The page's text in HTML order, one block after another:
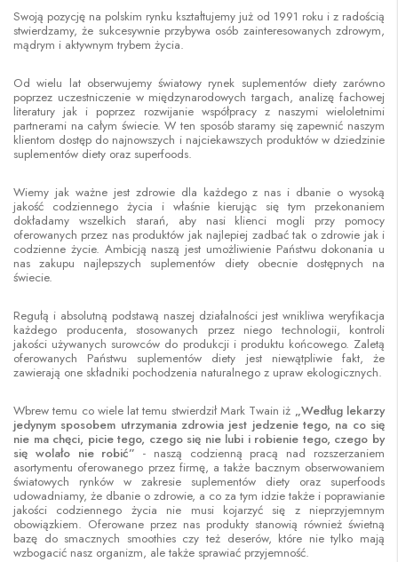
Swoją pozycję na polskim rynku kształtujemy już od 1991 roku i z radością
stwierdzamy, że sukcesywnie przybywa osób zainteresowanych zdrowym,
mądrym i aktywnym trybem życia.
Od wielu lat obserwujemy światowy rynek suplementów diety zarówno
poprzez uczestniczenie w międzynarodowych targach, analizę fachowej
literatury jak i poprzez rozwijanie współpracy z naszymi wieloletnimi
partnerami na całym świecie. W ten sposób staramy się zapewnić naszym
klientom dostęp do najnowszych i najciekawszych produktów w dziedzinie
suplementów diety oraz superfoods.
Wiemy jak ważne jest zdrowie dla każdego z nas i dbanie o wysoką
jakość codziennego życia i właśnie kierując się tym przekonaniem
dokładamy wszelkich starań, aby nasi klienci mogli przy pomocy
oferowanych przez nas produktów jak najlepiej zadbać tak o zdrowie jak i
codzienne życie. Ambicją naszą jest umożliwienie Państwu dokonania u
nas zakupu najlepszych suplementów diety obecnie dostępnych na
świecie.
Regułą i absolutną podstawą naszej działalności jest wnikliwa weryfikacja
każdego producenta, stosowanych przez niego technologii, kontroli
jakości używanych surowców do produkcji i produktu końcowego. Zaletą
oferowanych Państwu suplementów diety jest niewątpliwie fakt, że
zawierają one składniki pochodzenia naturalnego z upraw ekologicznych.
Wbrew temu co wiele lat temu stwierdził Mark Twain iż „Według lekarzy
jedynym sposobem utrzymania zdrowia jest jedzenie tego, na co się
nie ma chęci, picie tego, czego się nie lubi i robienie tego, czego by
się wolało nie robić”- naszą codzienną pracą nad rozszerzaniem
asortymentu oferowanego przez firmę, a także bacznym obserwowaniem
światowych rynków w zakresie suplementów diety oraz superfoods
udowadniamy, że dbanie o zdrowie, a co za tym idzie także i poprawianie
jakości codziennego życia nie musi kojarzyć się z nieprzyjemnym
obowiązkiem. Oferowane przez nas produkty stanowią również świetną
bazę do smacznych smoothies czy też deserów, które nie tylko mają
wzbogacić nasz organizm, ale także sprawiać przyjemność.